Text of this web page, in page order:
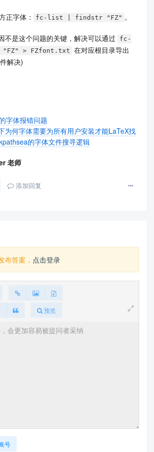
正字体： fc-list | findstr "FZ" 。
不是这个问题的关键，解决可以通过
fc-
> FZfont.txt 在对应根目录导出
解决)
字体报错问题
为何字体需要为所有用户安装才能LaTeX找
的字体文件搜寻逻辑
老师
添加回复
布答案， 点击登录
预览
号